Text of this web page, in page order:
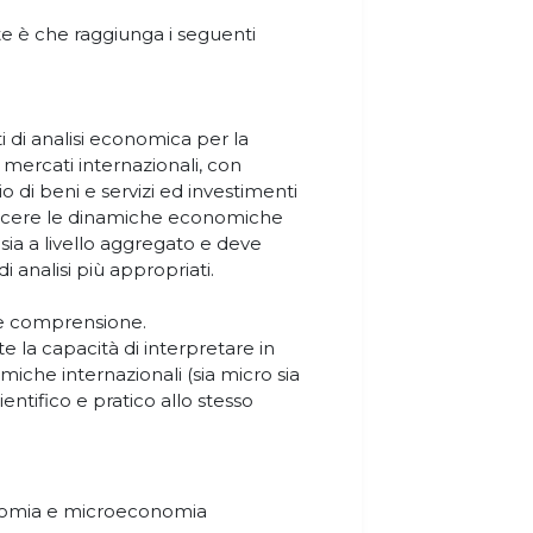
è che raggiunga i seguenti
analisi economica per la
internazionali, con
di beni e servizi ed investimenti
le dinamiche economiche
a livello aggregato e deve
analisi più appropriati.
comprensione.
la capacità di interpretare in
internazionali (sia micro sia
e pratico allo stesso
e microeconomia